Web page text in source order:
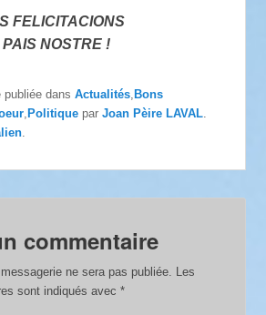
PAIS NOSTRE !
publiée dansActualités Bons
Politique parJoan Pèire LAVAL
commentaire
ne sera pas publiée.
Les
sont indiqués avec*